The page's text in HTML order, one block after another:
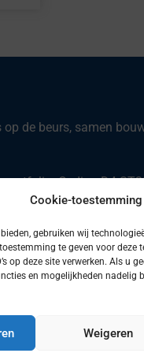
Cookie-toestemming
gebruiken wij
te geven voor deze
op deze site verwerken. Als u
en mogelijkheden nadelig
Weigeren
op de beurs, samen
portfolio: Codian D4-